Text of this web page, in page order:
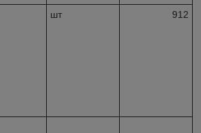
шт 912